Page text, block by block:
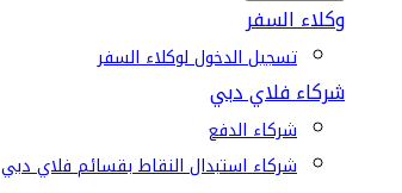
وكلاء السفر
تسجيل الدخول لوكلاء السفر
شركاء فلاي دبي
شركاء الدفع
شركاء استبدال النقاط بقسائم فلاي دبي